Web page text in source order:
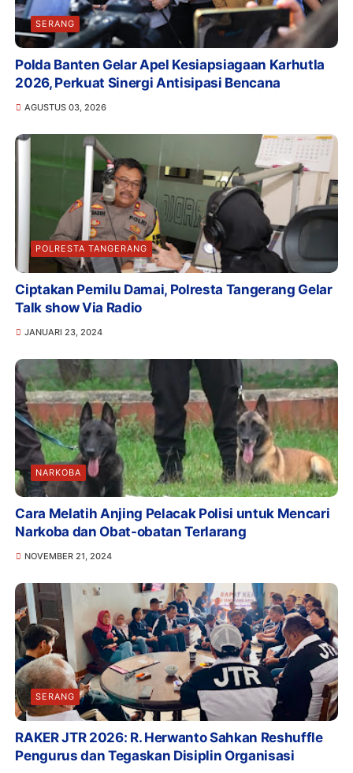
SERANG
Polda Banten Gelar Apel Kesiapsiagaan Karhutla
2026, Perkuat Sinergi Antisipasi Bencana
AGUSTUS 03, 2026
POLRESTA TANGERANG
Ciptakan Pemilu Damai, Polresta Tangerang Gelar
Talk show Via Radio
JANUARI 23, 2024
NARKOBA
Cara Melatih Anjing Pelacak Polisi untuk Mencari
Narkoba dan Obat-obatan Terlarang
NOVEMBER 21, 2024
SERANG
RAKER JTR 2026: R. Herwanto Sahkan Reshuffle
Pengurus dan Tegaskan Disiplin Organisasi